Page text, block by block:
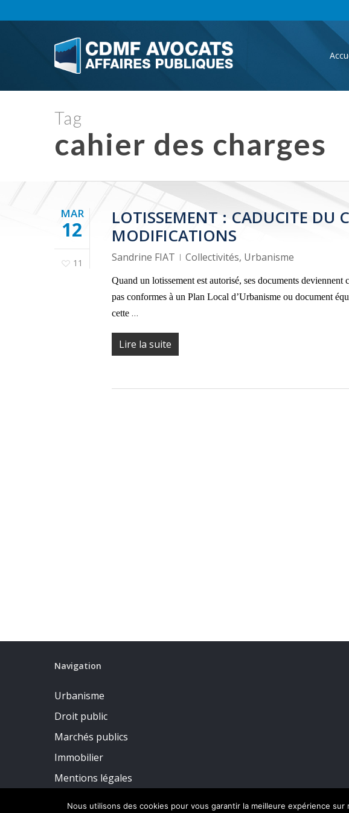
to
Tag
cahier des charges
MAR
12
11
LOTISSEMENT : CADUCITE DU
MODIFICATIONS
Sandrine FIAT Collectivités, Urbanisme
Quand un lotissement est autorisé, ses documents
pas conformes à un Plan Local d’Urbanisme ou document
cette …
Lire la suite
Navigation
Urbanisme
Droit public
Marchés publics
Immobilier
Mentions légales
Nous utilisons des cookies pour vous garantir la meilleure expérience